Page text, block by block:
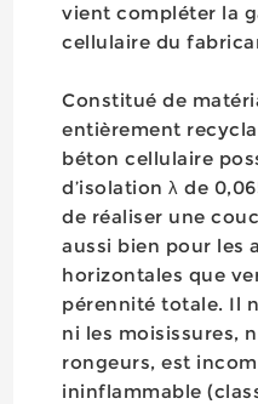
vient compléter la
cellulaire du
Constitué de
entièrement
béton cellulaire
d’isolation λ de
de réaliser une
aussi bien pour les
horizontales que
pérennité totale. Il
ni les moisissures,
rongeurs, est
ininflammable